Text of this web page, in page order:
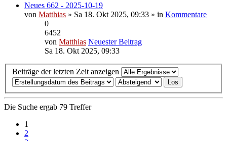
Neues 662 - 2025-10-19
von Matthias » Sa 18. Okt 2025, 09:33 » in Kommentare
0
6452
von Matthias Neuester Beitrag
Sa 18. Okt 2025, 09:33
Beiträge der letzten Zeit anzeigen
Die Suche ergab 79 Treffer
1
2